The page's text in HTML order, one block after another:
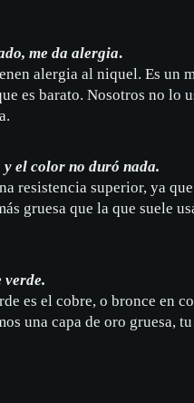
me da alergia.
alergia al niquel. Es un
es barato. Nosotros no lo
y el color no duró nada.
resistencia superior, ya
gruesa que la que suele
verde.
es el cobre, o bronce en
una capa de oro gruesa,